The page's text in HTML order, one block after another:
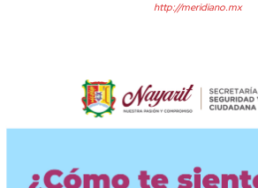
http://meridiano.mx